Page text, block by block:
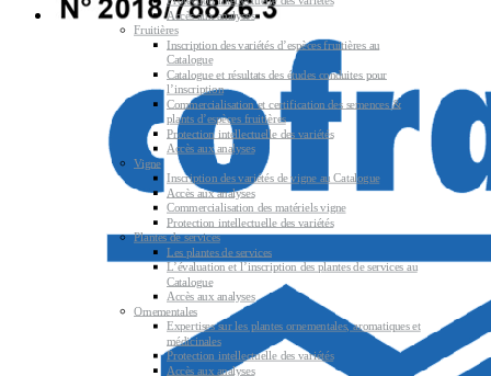
Accès aux analyses
Fruitières
Inscription des variétés d’espèces fruitières au
Catalogue
Catalogue et résultats des études conduites pour
l’inscription
Commercialisation et certification des semences &
plants d’espèces fruitières
Protection intellectuelle des variétés
Accès aux analyses
Vigne
Inscription des variétés de vigne au Catalogue
Accès aux analyses
Commercialisation des matériels vigne
Protection intellectuelle des variétés
Plantes de services
Les plantes de services
L’évaluation et l’inscription des plantes de services au
Catalogue
Accès aux analyses
Ornementales
Expertises sur les plantes ornementales, aromatiques et
médicinales
Protection intellectuelle des variétés
Accès aux analyses